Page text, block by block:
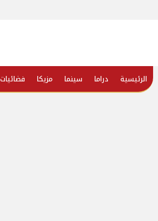
الرئيسية دراما سينما مزيكا فضائيات